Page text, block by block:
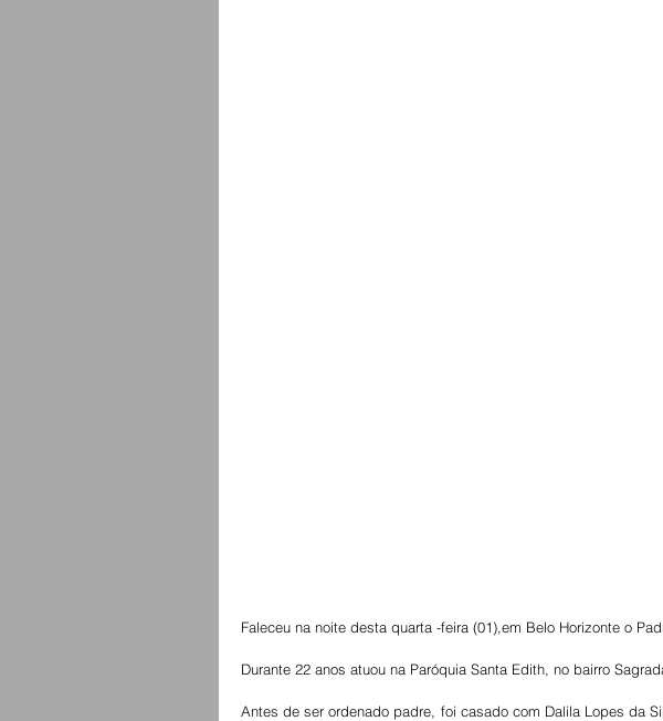
Faleceu na noite desta quarta -feira (01),em Belo Horizonte o
Durante 22 anos atuou na Paróquia Santa Edith, no bairro
Antes de ser ordenado padre, foi casado com Dalila Lopes da